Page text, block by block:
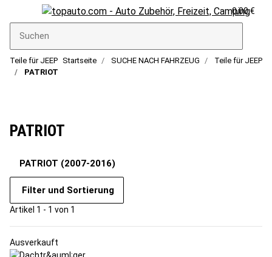
0,00 €
Teile für JEEP Startseite SUCHE NACH FAHRZEUG
Teile für JEEP
PATRIOT
PATRIOT
PATRIOT (2007-2016)
Filter und Sortierung
Artikel 1 - 1 von 1
Ausverkauft